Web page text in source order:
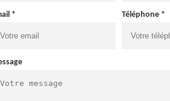
* Téléphone *